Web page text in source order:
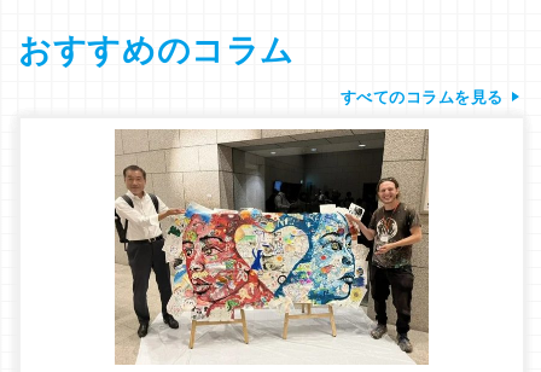
おすすめのコラム
すべてのコラムを見る